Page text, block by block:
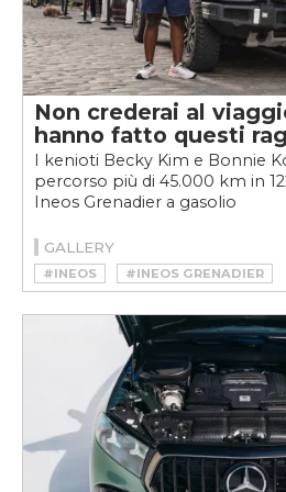
Non crederai al
hanno fatto questi
I kenioti Becky Kim e Bonnie
percorso più di 45.000 km in
Ineos Grenadier a gasolio
GALLERY
#INEOS #INEOS GRENADIER